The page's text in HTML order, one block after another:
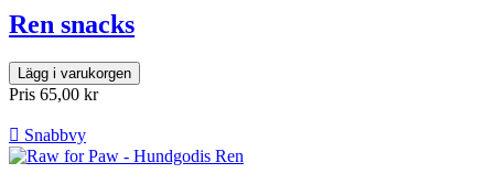
Ren snacks
Lägg i varukorgen
Pris 65,00 kr
 Snabbvy